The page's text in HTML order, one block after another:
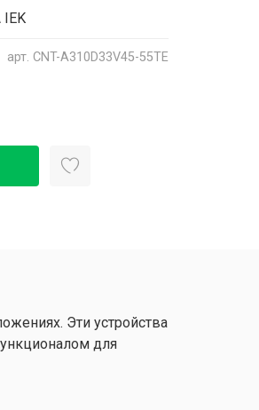
арт. CNT-A310D33V45-55TE
IEK
Эти устройства
для